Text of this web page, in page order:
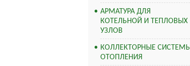
АРМАТУРА ДЛЯ
КОТЕЛЬНОЙ И ТЕПЛОВЫХ
УЗЛОВ
КОЛЛЕКТОРНЫЕ СИСТЕМЫ
ОТОПЛЕНИЯ